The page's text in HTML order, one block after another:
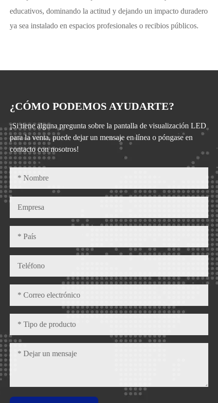
educativos, dominando la actitud y dejando un impacto duradero
ya sea instalado en espacios profesionales o recibios públicos.
¿CÓMO PODEMOS AYUDARTE?
¡Si tiene alguna pregunta sobre la pantalla de visualización LED
para la venta, puede dejar un mensaje en línea o póngase en
contacto con nosotros!